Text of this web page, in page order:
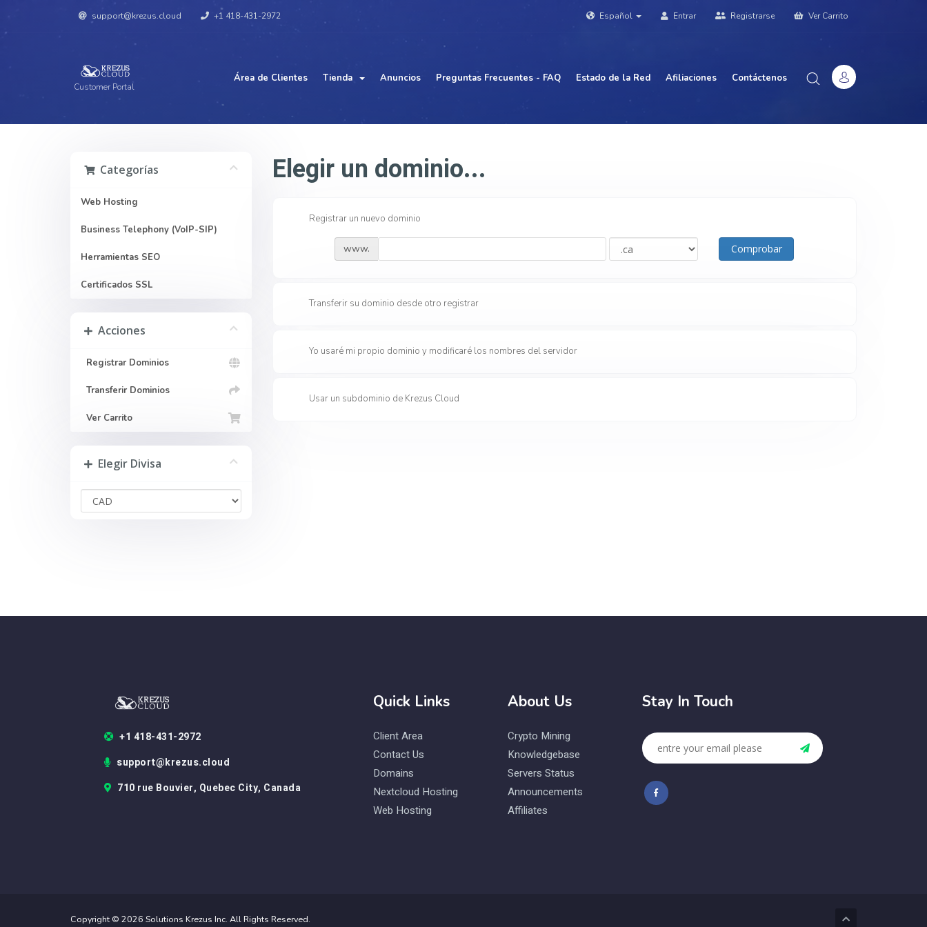
support@krezus.cloud +1 418-431-2972 Español Entrar Registrarse Ver Carrito
Customer Portal
Área de Clientes Tienda Anuncios Preguntas Frecuentes - FAQ Estado de la Red Afiliaciones Contáctenos
Categorías
Web Hosting
Business Telephony (VoIP-SIP)
Herramientas SEO
Certificados SSL
Acciones
Registrar Dominios
Transferir Dominios
Ver Carrito
Elegir Divisa
Elegir un dominio...
Registrar un nuevo dominio
www. Comprobar
Transferir su dominio desde otro registrar
Yo usaré mi propio dominio y modificaré los nombres del servidor
Usar un subdominio de Krezus Cloud
+1 418-431-2972
support@krezus.cloud
710 rue Bouvier, Quebec City, Canada
Quick Links
Client Area
Contact Us
Domains
Nextcloud Hosting
Web Hosting
About Us
Crypto Mining
Knowledgebase
Servers Status
Announcements
Affiliates
Stay In Touch
Copyright © 2026 Solutions Krezus Inc. All Rights Reserved.